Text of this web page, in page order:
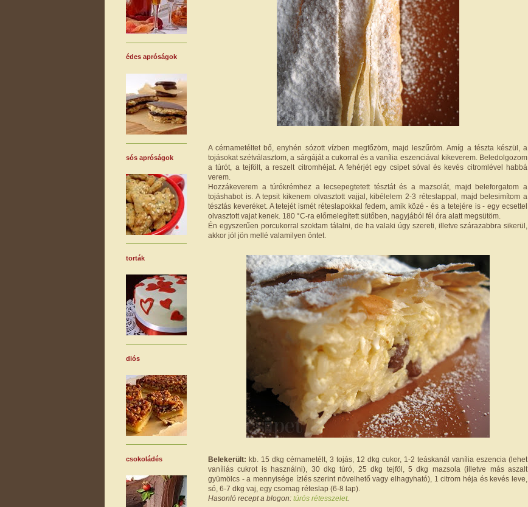
A cérnametéltet bő, enyhén sózott vízben megfőzöm, majd leszűröm. Amíg a tészta készül, a
tojásokat szétválasztom, a sárgáját a cukorral és a vanília eszenciával kikeverem. Beledolgozom
a túrót, a tejfölt, a reszelt citromhéjat. A fehérjét egy csipet sóval és kevés citromlével habbá
verem.
Hozzákeverem a túrókrémhez a lecsepegtetett tésztát és a mazsolát, majd beleforgatom a
tojáshabot is. A tepsit kikenem olvasztott vajjal, kibélelem 2-3 réteslappal, majd belesimítom a
tésztás keveréket. A tetejét ismét réteslapokkal fedem, amik közé - és a tetejére is - egy ecsettel
olvasztott vajat kenek. 180 °C-ra előmelegített sütőben, nagyjából fél óra alatt megsütöm.
Én egyszerűen porcukorral szoktam tálalni, de ha valaki úgy szereti, illetve szárazabbra sikerül,
akkor jól jön mellé valamilyen öntet.
Belekerült: kb. 15 dkg cérnametélt, 3 tojás, 12 dkg cukor, 1-2 teáskanál vanília eszencia (lehet
vaníliás cukrot is használni), 30 dkg túró, 25 dkg tejföl, 5 dkg mazsola (illetve más aszalt
gyümölcs - a mennyisége ízlés szerint növelhető vagy elhagyható), 1 citrom héja és kevés leve,
só, 6-7 dkg vaj, egy csomag réteslap (6-8 lap).
Hasonló recept a blogon: túrós rétesszelet.
édes apróságok
sós apróságok
torták
diós
csokoládés